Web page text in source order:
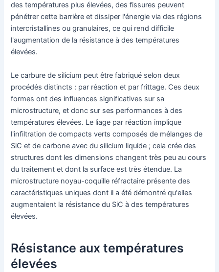
des températures plus élevées, des fissures peuvent
pénétrer cette barrière et dissiper l'énergie via des régions
intercristallines ou granulaires, ce qui rend difficile
l'augmentation de la résistance à des températures
élevées.
Le carbure de silicium peut être fabriqué selon deux
procédés distincts : par réaction et par frittage. Ces deux
formes ont des influences significatives sur sa
microstructure, et donc sur ses performances à des
températures élevées. Le liage par réaction implique
l'infiltration de compacts verts composés de mélanges de
SiC et de carbone avec du silicium liquide ; cela crée des
structures dont les dimensions changent très peu au cours
du traitement et dont la surface est très étendue. La
microstructure noyau-coquille réfractaire présente des
caractéristiques uniques dont il a été démontré qu'elles
augmentaient la résistance du SiC à des températures
élevées.
Résistance aux températures
élevées